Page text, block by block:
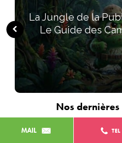
MAIL TEL
La Jungle de la
Le Guide des
Nos
EN
EN